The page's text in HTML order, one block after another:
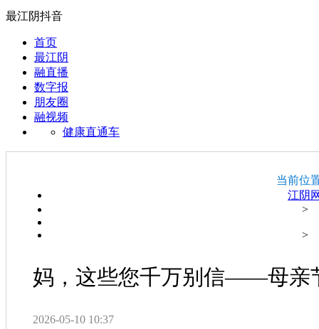
最江阴抖音
首页
最江阴
融直播
数字报
朋友圈
融视频
健康直通车
当前位
江阴
>
>
妈，这些您千万别信——母亲
2026-05-10 10:37